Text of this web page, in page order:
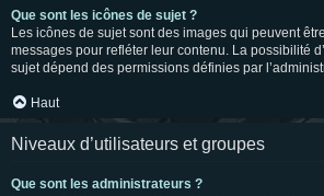
Que sont les icônes de sujet ?
Les icônes de sujet sont des images qui peuvent
messages pour refléter leur contenu. La possibilité
sujet dépend des permissions définies par
Haut
Niveaux d’utilisateurs et groupes
Que sont les administrateurs ?